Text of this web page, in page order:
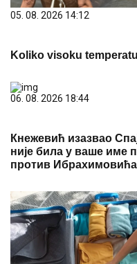
05. 08. 2026 14:12
Koliko visoku
06. 08. 2026 18:44
Кнежевић изазвао
није била у ваше име
против